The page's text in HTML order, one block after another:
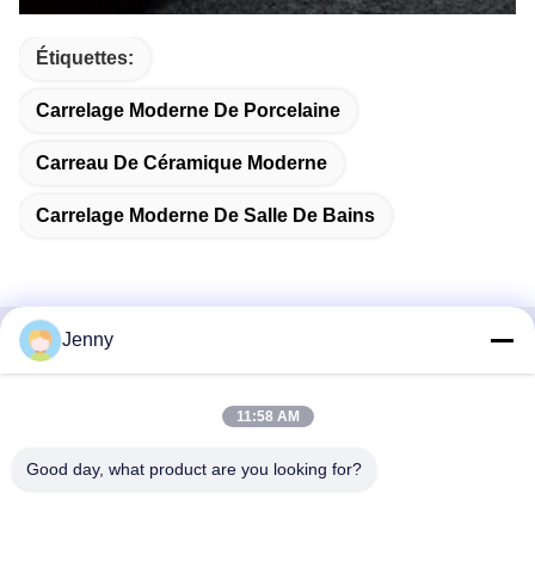
Étiquettes:
Carrelage Moderne De Porcelaine
Carreau De Céramique Moderne
Carrelage Moderne De Salle De Bains
Contactez rapidement
Mall, rue Wugang, région de Chancheng, ville de Foshan,
Jenny
11:58 AM
Good day, what product are you looking for?